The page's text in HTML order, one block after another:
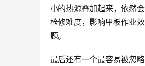
小的热源叠加起来，依然
检修难度，影响甲板作业
题。
最后还有一个最容易被忽